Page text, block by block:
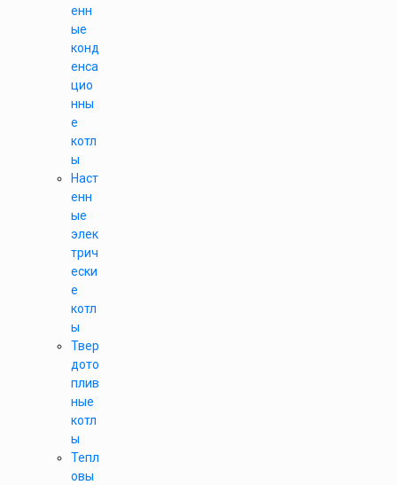
енн
ые
конд
енса
цио
нны
е
котл
ы
Наст
енн
ые
элек
трич
ески
е
котл
ы
Твер
дото
плив
ные
котл
ы
Тепл
овы